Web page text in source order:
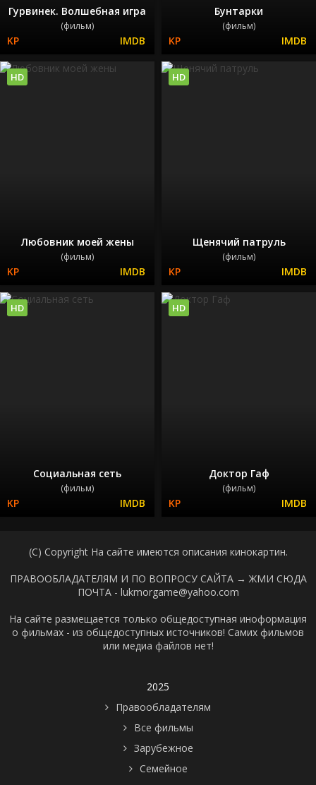
Гурвинек. Волшебная игра
(фильм)
Бунтарки
(фильм)
Любовник моей жены
(фильм)
HD
Щенячий патруль
(фильм)
HD
Социальная сеть
(фильм)
HD
Доктор Гаф
(фильм)
HD
(C) Copyright На сайте имеются описания кинокартин.
ПРАВООБЛАДАТЕЛЯМ И ПО ВОПРОСУ САЙТА → ЖМИ СЮДА
ПОЧТА - lukmorgame@yahoo.com
На сайте размещается только общедоступная иноформация
о фильмах - из общедоступных источников! Самих фильмов
или медиа файлов нет!
2025
Правообладателям
Все фильмы
Зарубежное
Семейное